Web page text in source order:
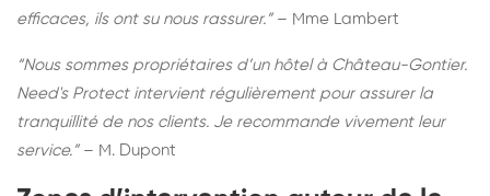
efficaces, ils ont su nous rassurer.”– Mme Lambert
“Nous sommes propriétaires d’un hôtel à Château-Gontier.
Need's Protect intervient régulièrement pour assurer la
tranquillité de nos clients. Je recommande vivement leur
service.”– M. Dupont